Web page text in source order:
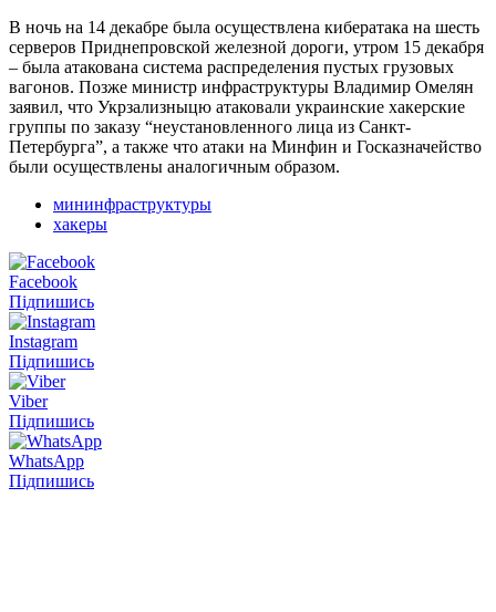
В ночь на 14 декабре была осуществлена кибератака на шесть
серверов Приднепровской железной дороги, утром 15 декабря
– была атакована система распределения пустых грузовых
вагонов. Позже министр инфраструктуры Владимир Омелян
заявил, что Укрзализныцю атаковали украинские хакерские
группы по заказу “неустановленного лица из Санкт-
Петербурга”, а также что атаки на Минфин и Госказначейство
были осуществлены аналогичным образом.
мининфраструктуры
хакеры
Facebook
Підпишись
Instagram
Підпишись
Viber
Підпишись
WhatsApp
Підпишись